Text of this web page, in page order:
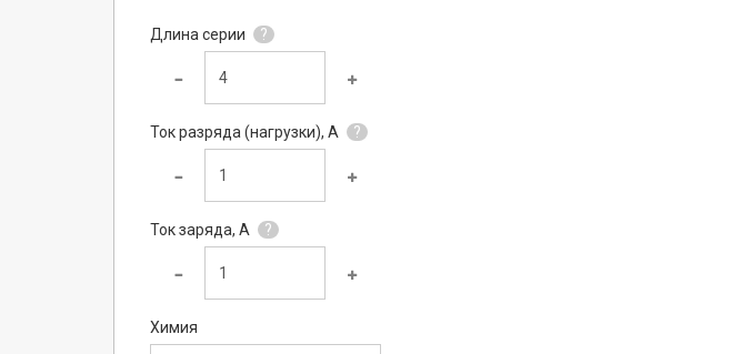
Длина серии ?
Ток разряда (нагрузки), A ?
Ток заряда, А ?
Химия